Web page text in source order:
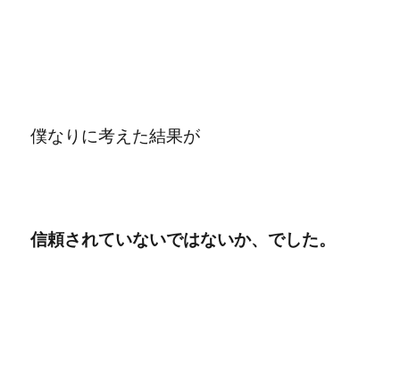
僕なりに考えた結果が
信頼されていないではないか、でした。